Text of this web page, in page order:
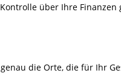
über Ihre Finanzen
die Orte, die für Ihr